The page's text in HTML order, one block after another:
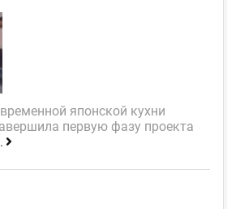
японской кухни
первую фазу проекта